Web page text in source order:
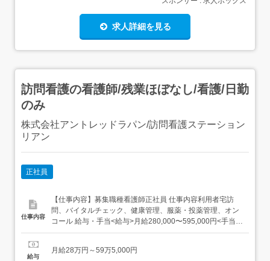
求人詳細を見る
訪問看護の看護師/残業ほぼなし/看護/日勤
のみ
株式会社アントレッドラパン/訪問看護ステーション
リアン
正社員
仕事内容
【仕事内容】募集職種看護師正社員 仕事内容利用者宅訪
問、バイタルチェック、健康管理、服薬・投薬管理、オン
コール 給与・手当<給与>月給280,000〜595,000円<手当>
交通費支給:実費(上限あり)固定残業代:50,000円(20時間/月)
与>賞与あり 資格資格必須:看護師、自動車免許必要経験:...
給与
月給28万円～59万5,000円